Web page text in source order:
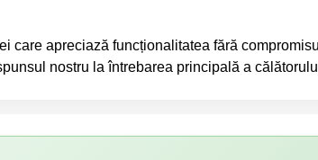
care apreciază funcționalitatea fără
nostru la întrebarea principală a